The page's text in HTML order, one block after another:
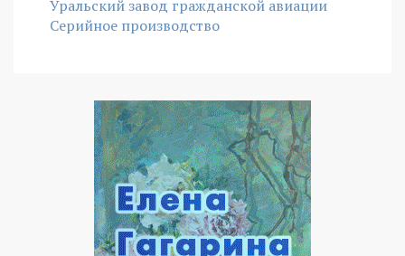
Уральский завод гражданской авиации
Серийное производство